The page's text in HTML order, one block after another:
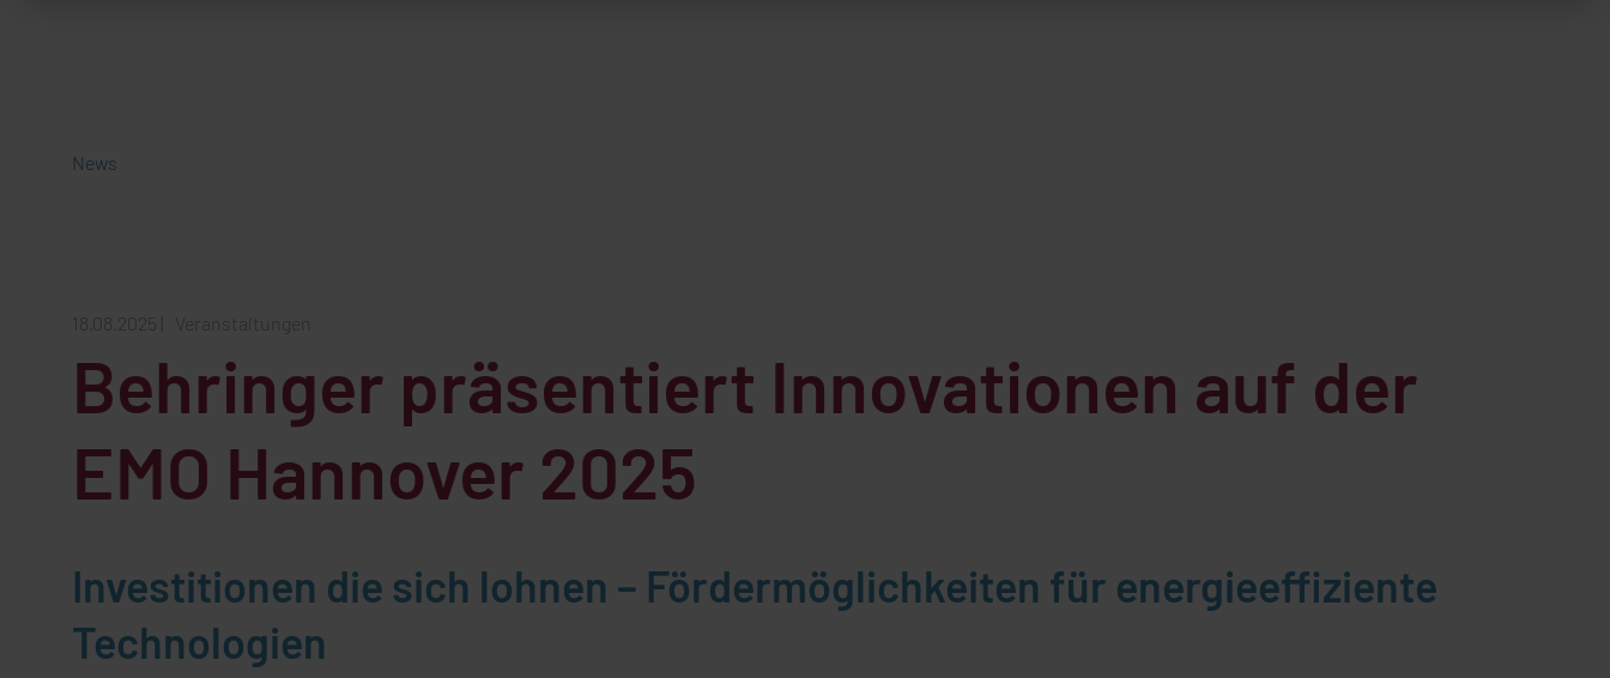
News
18.08.2025 Veranstaltungen
Behringer präsentiert Innovationen auf der
EMO Hannover 2025
Investitionen die sich lohnen – Fördermöglichkeiten für energieeffiziente
Technologien